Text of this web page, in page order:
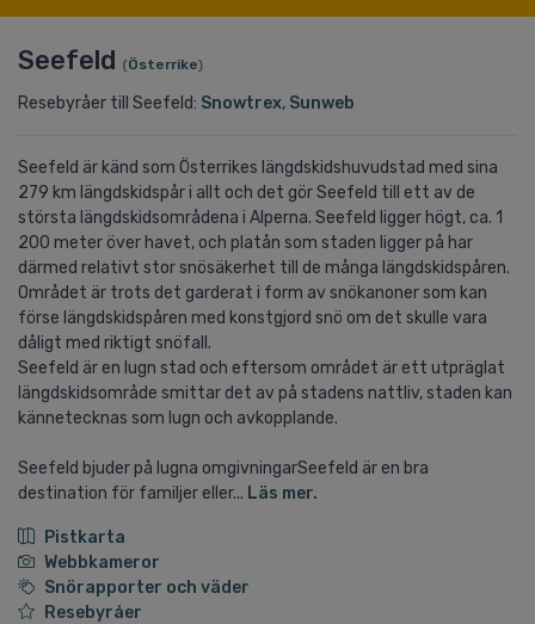
Seefeld (Österrike)
Resebyråer till Seefeld: Snowtrex, Sunweb
Seefeld är känd som Österrikes längdskidshuvudstad med sina
279 km längdskidspår i allt och det gör Seefeld till ett av de
största längdskidsområdena i Alperna. Seefeld ligger högt, ca. 1
200 meter över havet, och platån som staden ligger på har
därmed relativt stor snösäkerhet till de många längdskidspåren.
Området är trots det garderat i form av snökanoner som kan
förse längdskidspåren med konstgjord snö om det skulle vara
dåligt med riktigt snöfall.
Seefeld är en lugn stad och eftersom området är ett utpräglat
längdskidsområde smittar det av på stadens nattliv, staden kan
kännetecknas som lugn och avkopplande.
Seefeld bjuder på lugna omgivningarSeefeld är en bra
destination för familjer eller... Läs mer.
Pistkarta
Webbkameror
Snörapporter och väder
Resebyråer